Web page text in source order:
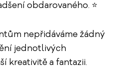
obdarovaného. ⭐
nepřidáváme žádný
jednotlivých
kreativitě a fantazii.